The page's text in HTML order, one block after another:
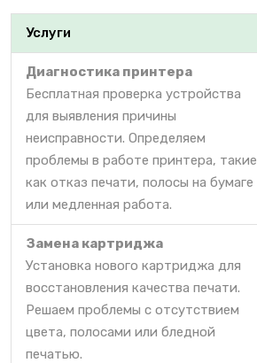
Услуги
Диагностика принтера
Бесплатная проверка устройства
для выявления причины
неисправности. Определяем
проблемы в работе принтера, такие
как отказ печати, полосы на бумаге
или медленная работа.
Замена картриджа
Установка нового картриджа для
восстановления качества печати.
Решаем проблемы с отсутствием
цвета, полосами или бледной
печатью.